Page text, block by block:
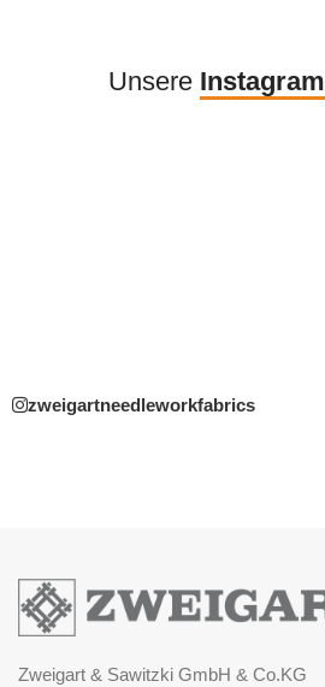
Unsere Instagram
zweigartneedleworkfabrics
Zweigart & Sawitzki GmbH & Co.KG